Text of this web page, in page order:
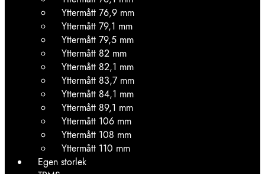
Yttermått 76,9 mm
Yttermått 79,1 mm
Yttermått 79,5 mm
Yttermått 82 mm
Yttermått 82,1 mm
Yttermått 83,7 mm
Yttermått 84,1 mm
Yttermått 89,1 mm
Yttermått 106 mm
Yttermått 108 mm
Yttermått 110 mm
Egen storlek